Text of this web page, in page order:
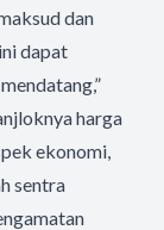
dan
dapat
harga
ekonomi,
sentra